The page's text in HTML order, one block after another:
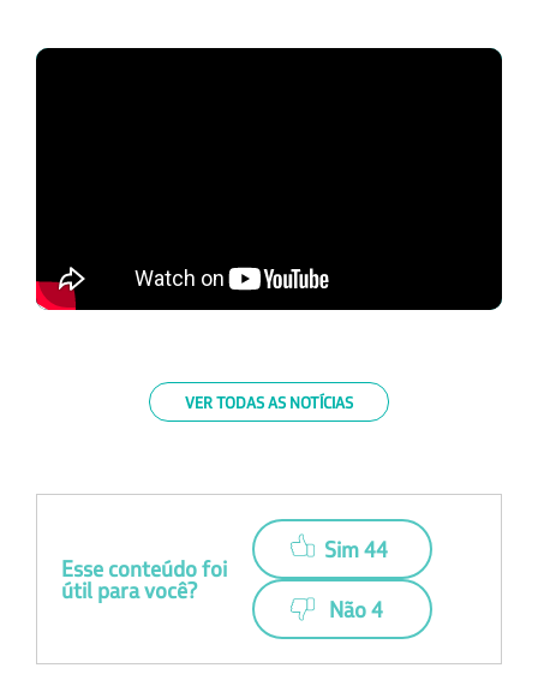
VER TODAS AS NOTÍCIAS
Esse conteúdo foi
útil para você?
Sim 44
Não 4